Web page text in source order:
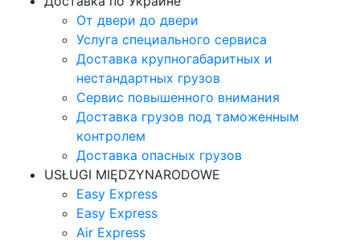
От двери до двери
Услуга специального сервиса
Доставка крупногабаритных и
нестандартных грузов
Сервис повышенного внимания
Доставка грузов под таможенным
контролем
Доставка опасных грузов
USŁUGI MIĘDZYNARODOWE
Easy Express
Easy Express
Air Express